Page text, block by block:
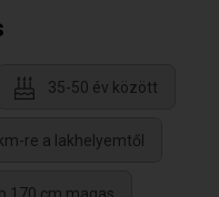
35-50 év között
re a lakhelyemtől